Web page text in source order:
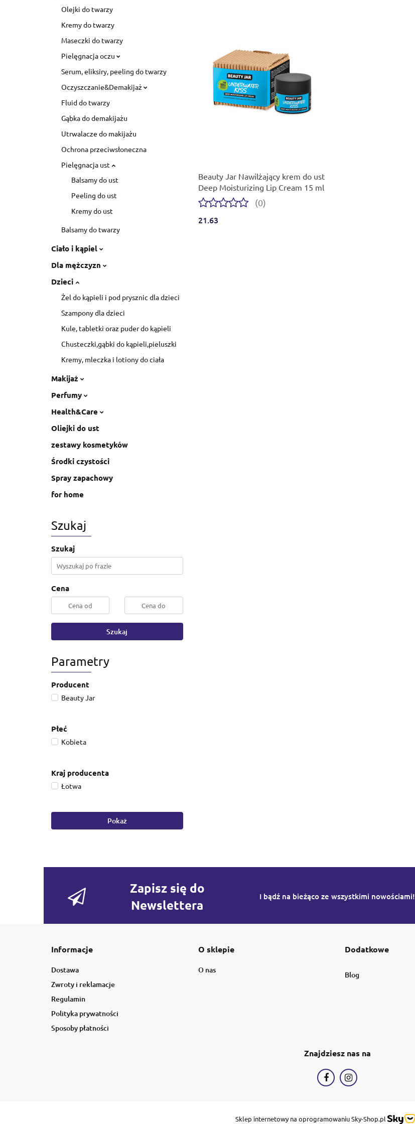
Olejki do twarzy
Kremy do twarzy
Maseczki do twarzy
Pielęgnacja oczu
Serum, eliksiry, peeling do twarzy
Oczyszczanie&Demakijaż
Fluid do twarzy
Gąbka do demakijażu
Utrwalacze do makijażu
Ochrona przeciwsłoneczna
Pielęgnacja ust
Balsamy do ust
Peeling do ust
Kremy do ust
Balsamy do twarzy
Ciało i kąpiel
Dla mężczyzn
Dzieci
Żel do kąpieli i pod prysznic dla dzieci
Szampony dla dzieci
Kule, tabletki oraz puder do kąpieli
Chusteczki,gąbki do kąpieli,pieluszki
Kremy, mleczka i lotiony do ciała
Makijaż
Perfumy
Health&Care
Oliejki do ust
zestawy kosmetyków
Środki czystości
Spray zapachowy
for home
Szukaj
Szukaj
Cena
Szukaj
Parametry
Producent
Beauty Jar
Płeć
Kobieta
Kraj producenta
Łotwa
Pokaż
Produkt niedostępny
Beauty Jar Nawilżający krem do ust
Deep Moisturizing Lip Cream 15 ml
(0)
21.63
Zapisz się do
Newslettera
I bądź na bieżąco ze wszystkimi nowościami!
Informacje
Dostawa
Zwroty i reklamacje
Regulamin
Polityka prywatności
Sposoby płatności
O sklepie
O nas
Dodatkowe
Blog
Znajdziesz nas na
Sklep internetowy na oprogramowaniu Sky-Shop.pl